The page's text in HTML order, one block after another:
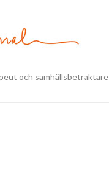
och samhällsbetraktare